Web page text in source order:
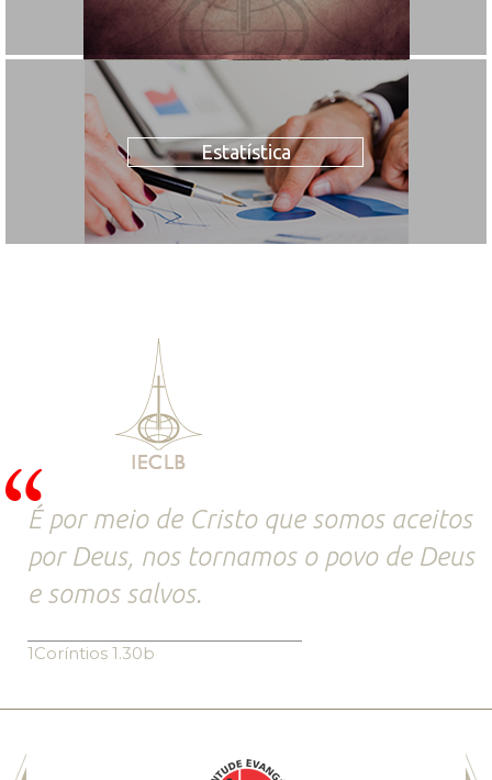
Estatística
É por meio de Cristo que somos aceitos
por Deus, nos tornamos o povo de Deus
e somos salvos.
1Coríntios 1.30b